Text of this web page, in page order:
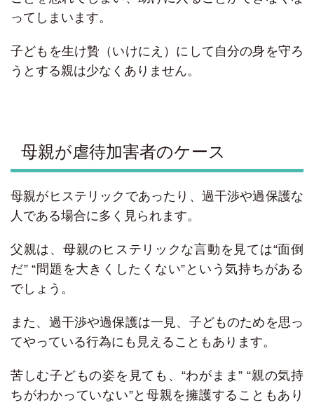
ってしまいます。
子どもを生け贄（いけにえ）にして自分の身を守ろ
うとする親は少なくありません。
母親が虐待加害者のケース
母親がヒステリックであったり、過干渉や過保護な
人である場合に多く見られます。
父親は、母親のヒステリックな言動を見ては“面倒
だ” “問題を大きくしたくない”という気持ちがある
でしょう。
また、過干渉や過保護は一見、子どものためを思っ
てやっている行為にも見えることもあります。
苦しむ子どもの姿を見ても、“わがまま” “親の気持
ちがわかっていない”と母親を擁護することもあり